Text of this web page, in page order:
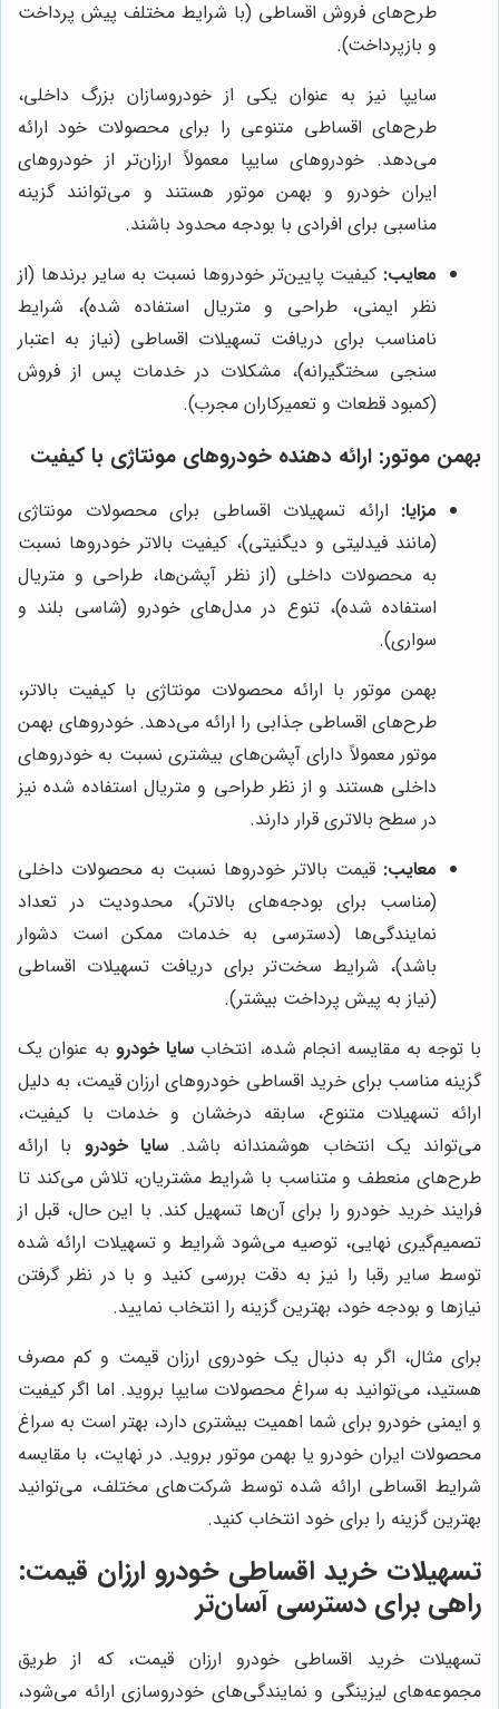
طرح‌های فروش اقساطی (با شرایط مختلف پیش پرداخت
و بازپرداخت).
سایپا نیز به عنوان یکی از خودروسازان بزرگ داخلی،
طرح‌های اقساطی متنوعی را برای محصولات خود ارائه
می‌دهد. خودروهای سایپا معمولاً ارزان‌تر از خودروهای
ایران خودرو و بهمن موتور هستند و می‌توانند گزینه
مناسبی برای افرادی با بودجه محدود باشند.
معایب: کیفیت پایین‌تر خودروها نسبت به سایر برندها (از
نظر ایمنی، طراحی و متریال استفاده شده)، شرایط
نامناسب برای دریافت تسهیلات اقساطی (نیاز به اعتبار
سنجی سختگیرانه)، مشکلات در خدمات پس از فروش
(کمبود قطعات و تعمیرکاران مجرب).
بهمن موتور: ارائه دهنده خودروهای مونتاژی با کیفیت
مزایا: ارائه تسهیلات اقساطی برای محصولات مونتاژی
(مانند فیدلیتی و دیگنیتی)، کیفیت بالاتر خودروها نسبت
به محصولات داخلی (از نظر آپشن‌ها، طراحی و متریال
استفاده شده)، تنوع در مدل‌های خودرو (شاسی بلند و
سواری).
بهمن موتور با ارائه محصولات مونتاژی با کیفیت بالاتر،
طرح‌های اقساطی جذابی را ارائه می‌دهد. خودروهای بهمن
موتور معمولاً دارای آپشن‌های بیشتری نسبت به خودروهای
داخلی هستند و از نظر طراحی و متریال استفاده شده نیز
در سطح بالاتری قرار دارند.
معایب: قیمت بالاتر خودروها نسبت به محصولات داخلی
(مناسب برای بودجه‌های بالاتر)، محدودیت در تعداد
نمایندگی‌ها (دسترسی به خدمات ممکن است دشوار
باشد)، شرایط سخت‌تر برای دریافت تسهیلات اقساطی
(نیاز به پیش پرداخت بیشتر).
با توجه به مقایسه انجام شده، انتخاب سایا خودرو به عنوان یک
گزینه مناسب برای خرید اقساطی خودروهای ارزان قیمت، به دلیل
ارائه تسهیلات متنوع، سابقه درخشان و خدمات با کیفیت،
می‌تواند یک انتخاب هوشمندانه باشد.سایا خودرو با ارائه
طرح‌های منعطف و متناسب با شرایط مشتریان، تلاش می‌کند تا
فرایند خرید خودرو را برای آن‌ها تسهیل کند. با این حال، قبل از
تصمیم‌گیری نهایی، توصیه می‌شود شرایط و تسهیلات ارائه شده
توسط سایر رقبا را نیز به دقت بررسی کنید و با در نظر گرفتن
نیازها و بودجه خود، بهترین گزینه را انتخاب نمایید.
برای مثال، اگر به دنبال یک خودروی ارزان قیمت و کم مصرف
هستید، می‌توانید به سراغ محصولات سایپا بروید. اما اگر کیفیت
و ایمنی خودرو برای شما اهمیت بیشتری دارد، بهتر است به سراغ
محصولات ایران خودرو یا بهمن موتور بروید. در نهایت، با مقایسه
شرایط اقساطی ارائه شده توسط شرکت‌های مختلف، می‌توانید
بهترین گزینه را برای خود انتخاب کنید.
تسهیلات خرید اقساطی خودرو ارزان قیمت:
راهی برای دسترسی آسان‌تر
تسهیلات خرید اقساطی خودرو ارزان قیمت، که از طریق
مجموعه‌های لیزینگی و نمایندگی‌های خودروسازی ارائه می‌شود،